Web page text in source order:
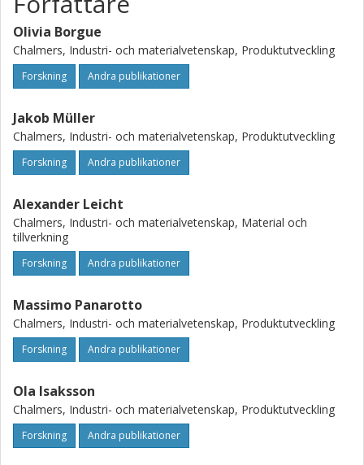
Olivia Borgue
Chalmers, Industri- och materialvetenskap, Produktutveckling
Forskning Andra publikationer
Jakob Müller
Chalmers, Industri- och materialvetenskap, Produktutveckling
Forskning Andra publikationer
Alexander Leicht
Chalmers, Industri- och materialvetenskap, Material och
tillverkning
Forskning Andra publikationer
Massimo Panarotto
Chalmers, Industri- och materialvetenskap, Produktutveckling
Forskning Andra publikationer
Ola Isaksson
Chalmers, Industri- och materialvetenskap, Produktutveckling
Forskning Andra publikationer